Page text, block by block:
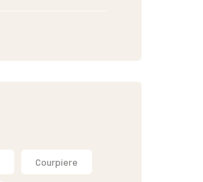
Courpiere